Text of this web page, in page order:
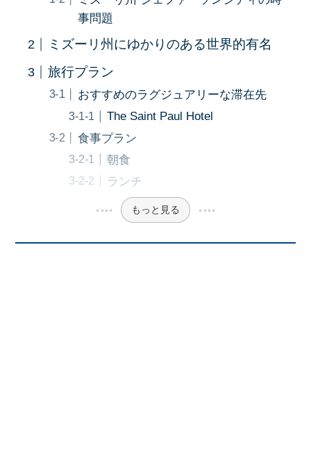
事問題
ミズーリ州にゆかりのある世界的有名
旅行プラン
おすすめのラグジュアリーな滞在先
The Saint Paul Hotel
食事プラン
朝食
ランチ
もっと見る